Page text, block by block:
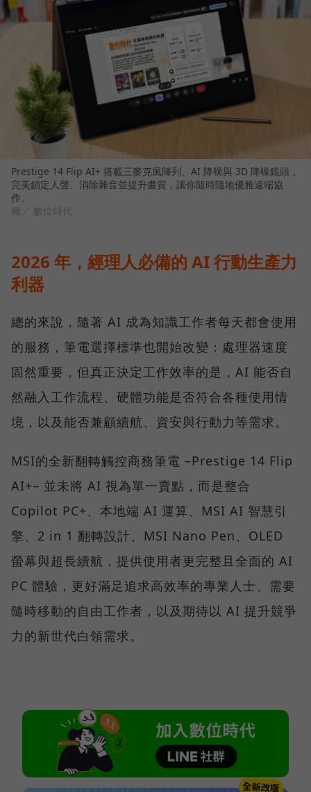
Prestige 14 Flip AI+ 搭載三麥克風陣列、AI 降噪與 3D 降噪鏡頭，
完美鎖定人聲、消除雜音並提升畫質，讓你隨時隨地優雅遠端協
作。
圖／ 數位時代
2026 年，經理人必備的 AI 行動生產力
利器
總的來說，隨著 AI 成為知識工作者每天都會使用
的服務，筆電選擇標準也開始改變：處理器速度
固然重要，但真正決定工作效率的是，AI 能否自
然融入工作流程、硬體功能是否符合各種使用情
境，以及能否兼顧續航、資安與行動力等需求。
MSI的全新翻轉觸控商務筆電 –Prestige 14 Flip
AI+– 並未將 AI 視為單一賣點，而是整合
Copilot PC+、本地端 AI 運算、MSI AI 智慧引
擎、2 in 1 翻轉設計、MSI Nano Pen、OLED
螢幕與超長續航，提供使用者更完整且全面的 AI
PC 體驗，更好滿足追求高效率的專業人士、需要
隨時移動的自由工作者，以及期待以 AI 提升競爭
力的新世代白領需求。